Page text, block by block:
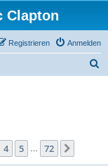
Clapton
Anmelden
Registrieren
724 5 72